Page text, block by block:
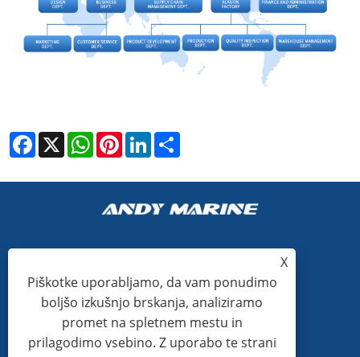
Facebook
X WhatsAppPinterestLinkedIn
+86-15865772126
andy@hardwaremarine.com
X
Piškotke uporabljamo, da vam ponudimo
boljšo izkušnjo brskanja, analiziramo
promet na spletnem mestu in
prilagodimo vsebino. Z uporabo te strani